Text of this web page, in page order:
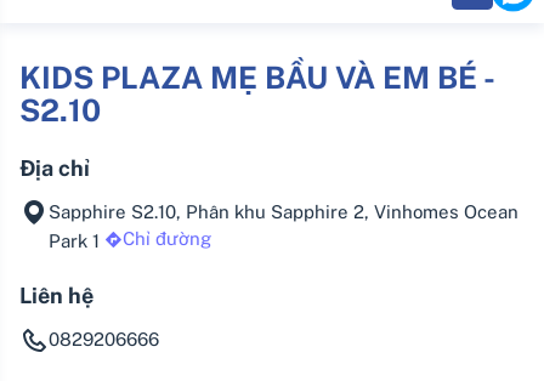
KIDS PLAZA MẸ BẦU VÀ EM BÉ -
S2.10
Địa chỉ
Sapphire S2.10, Phân khu Sapphire 2, Vinhomes Ocean
Park 1
Chỉ đường
Liên hệ
0829206666